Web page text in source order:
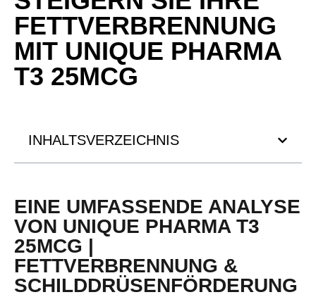
FETTVERBRENNUNG
MIT UNIQUE PHARMA
T3 25MCG
INHALTSVERZEICHNIS
EINE UMFASSENDE ANALYSE
VON UNIQUE PHARMA T3
25MCG |
FETTVERBRENNUNG &
SCHILDDRÜSENFÖRDERUNG